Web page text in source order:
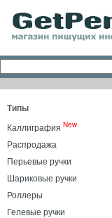
Типы
Каллиграфия New
Распродажа
Перьевые ручки
Шариковые ручки
Роллеры
Гелевые ручки